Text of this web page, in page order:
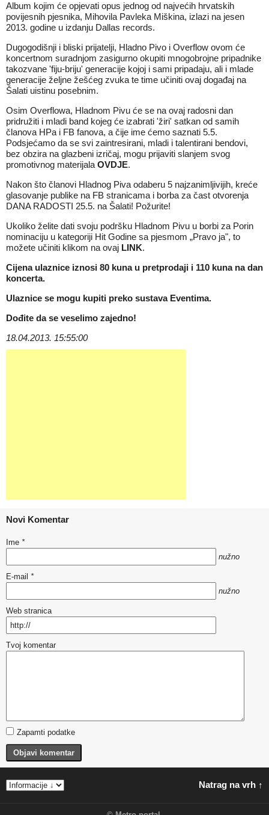
Album kojim će opjevati opus jednog od najvećih hrvatskih
povijesnih pjesnika, Mihovila Pavleka Miškina, izlazi na jesen
2013. godine u izdanju Dallas records.
Dugogodišnji i bliski prijatelji, Hladno Pivo i Overflow ovom će
koncertnom suradnjom zasigurno okupiti mnogobrojne pripadnike
takozvane 'fiju-briju' generacije kojoj i sami pripadaju, ali i mlade
generacije željne žešćeg zvuka te time učiniti ovaj događaj na
Šalati uistinu posebnim.
Osim Overflowa, Hladnom Pivu će se na ovaj radosni dan
pridružiti i mladi band kojeg će izabrati 'žiri' satkan od samih
članova HPa i FB fanova, a čije ime ćemo saznati 5.5.
Podsjećamo da se svi zaintresirani, mladi i talentirani bendovi,
bez obzira na glazbeni izričaj, mogu prijaviti slanjem svog
promotivnog materijala OVDJE.
Nakon što članovi Hladnog Piva odaberu 5 najzanimljivijih, kreće
glasovanje publike na FB stranicama i borba za čast otvorenja
DANA RADOSTI 25.5. na Šalati! Požurite!
Ukoliko želite dati svoju podršku Hladnom Pivu u borbi za Porin
nominaciju u kategoriji Hit Godine sa pjesmom „Pravo ja", to
možete učiniti klikom na ovaj LINK.
Cijena ulaznice iznosi 80 kuna u pretprodaji i 110 kuna na dan
koncerta.
Ulaznice se mogu kupiti preko sustava Eventima.
Dođite da se veselimo zajedno!
18.04.2013. 15:55:00
Novi Komentar
Ime *
nužno
E-mail *
nužno
Web stranica
Tvoj komentar
Zapamti podatke
Objavi komentar
Natrag na vrh ↑